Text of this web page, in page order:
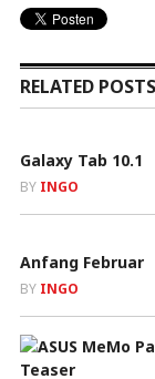
RELATED POSTS
Galaxy Tab 10.1
BY INGO
Anfang Februar
BY INGO